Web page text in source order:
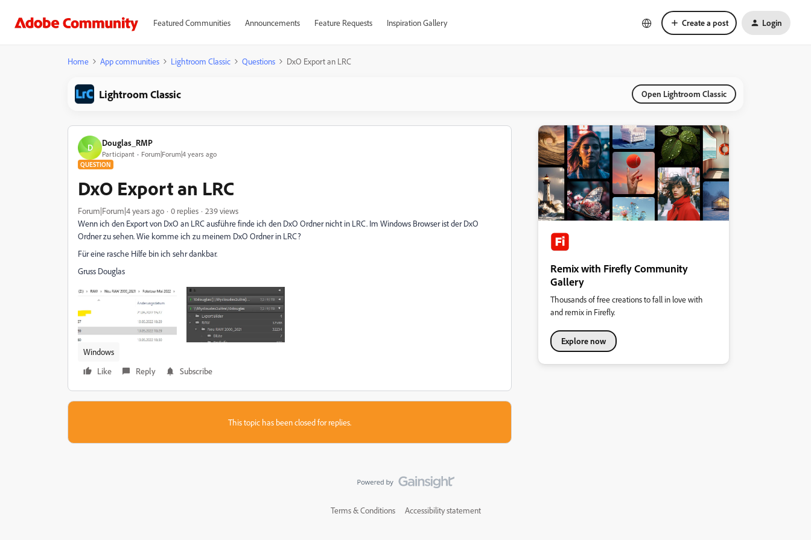
Featured Communities Announcements Feature Requests Inspiration Gallery Create a post Login
Home App communities Lightroom Classic Questions DxO Export an LRC
Lightroom Classic Open Lightroom Classic
D Douglas_RMP
Participant Forum|Forum|4 years ago
QUESTION
DxO Export an LRC
Forum|Forum|4 years ago 0 replies
239 views
Wenn ich den Export von DxO an LRC ausführe finde ich den DxO Ordner nicht in LRC. Im Windows Browser ist der DxO
Ordner zu sehen. Wie komme ich zu meinem DxO Ordner in LRC?
Für eine rasche Hilfe bin ich sehr dankbar.
Gruss Douglas
Windows
Like
Reply Subscribe
This topic has been closed for replies.
Remix with Firefly Community
Gallery
Thousands of free creations to fall in love with
and remix in Firefly.
Explore now
Terms & Conditions Accessibility statement